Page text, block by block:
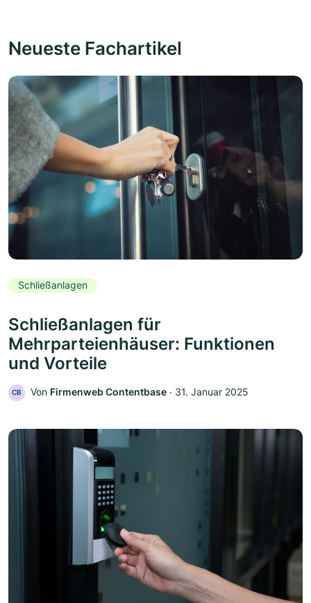
Neueste Fachartikel
Schließanlagen
Schließanlagen für
Mehrparteienhäuser: Funktionen
und Vorteile
CB Von Firmenweb Contentbase ‧ 31. Januar 2025